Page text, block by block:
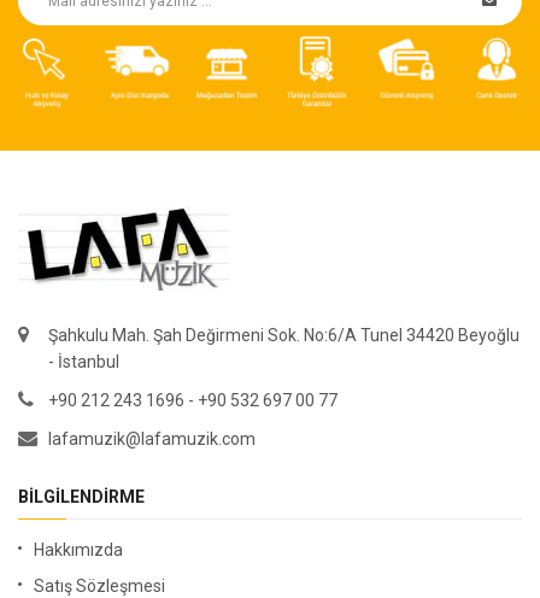
Şahkulu Mah. Şah Değirmeni Sok. No:6/A Tunel 34420 Beyoğlu
- İstanbul
+90 212 243 1696 - +90 532 697 00 77
lafamuzik@lafamuzik.com
BILGILENDIRME
Hakkımızda
Satış Sözleşmesi